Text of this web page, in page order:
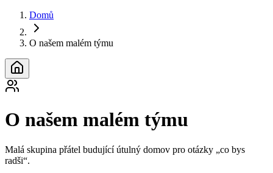
Domů
O našem malém týmu
O našem malém týmu
Malá skupina přátel budující útulný domov pro otázky „co bys
radši“.